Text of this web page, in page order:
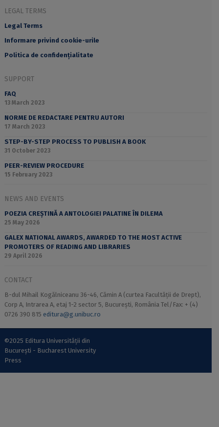
LEGAL TERMS
Legal Terms
Informare privind cookie-urile
Politica de confidențialitate
SUPPORT
FAQ
13 March 2023
NORME DE REDACTARE PENTRU AUTORI
17 March 2023
STEP-BY-STEP PROCESS TO PUBLISH A BOOK
31 October 2023
PEER-REVIEW PROCEDURE
15 February 2023
NEWS AND EVENTS
POEZIA CREȘTINĂ A ANTOLOGIEI PALATINE ÎN DILEMA
25 May 2026
GALEX NATIONAL AWARDS, AWARDED TO THE MOST ACTIVE
PROMOTERS OF READING AND LIBRARIES
29 April 2026
CONTACT
B-dul Mihail Kogălniceanu 36-46, Cămin A (curtea Facultății de Drept),
Corp A, Intrarea A, etaj 1-2 sector 5, București, România Tel/Fax: + (4)
0726 390 815 editura@g.unibuc.ro
©2025 Editura Universității din
București - Bucharest University
Press